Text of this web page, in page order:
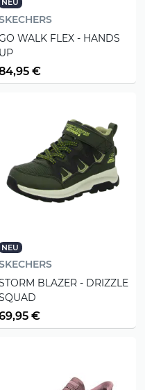
WALK FLEX - HANDS
UP
€
NEU
BLAZER - DRIZZLE
€